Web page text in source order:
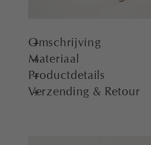
Omschrijving
Materiaal
Productdetails
Verzending & Retour